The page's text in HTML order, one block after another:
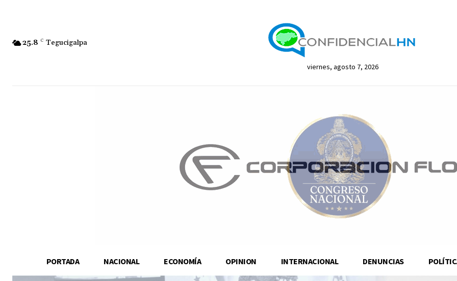
25.8 C Tegucigalpa
viernes, agosto 7, 2026
PORTADA NACIONAL ECONOMÍA OPINION INTERNACIONAL DENUNCIAS